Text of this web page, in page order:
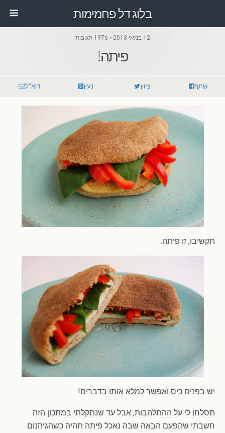
בלוג דל פחמימות
12 במאי 2013 • 197s תגובות
פיתה!
שתף ציוץ נעץ דוא"ל
תקשיבו, זו פיתה.
יש בפנים כיס ואפשר למלא אותו בדברים!
תסלחו לי על ההתלהבות, אבל עד שנתקלתי במתכון הזה
חשבתי שהפעם הבאה שבה נאכל פיתה תהיה כשהגיהנום